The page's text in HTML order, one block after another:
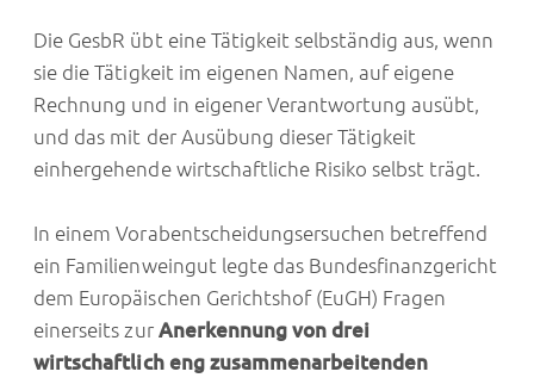
Die GesbR übt eine Tätigkeit selbständig aus, wenn
sie die Tätigkeit im eigenen Namen, auf eigene
Rechnung und in eigener Verantwortung ausübt,
und das mit der Ausübung dieser Tätigkeit
einhergehende wirtschaftliche Risiko selbst trägt.
In einem Vorabentscheidungsersuchen betreffend
ein Familienweingut legte das Bundesfinanzgericht
dem Europäischen Gerichtshof (EuGH) Fragen
einerseits zur Anerkennung von drei
wirtschaftlich eng zusammenarbeitenden